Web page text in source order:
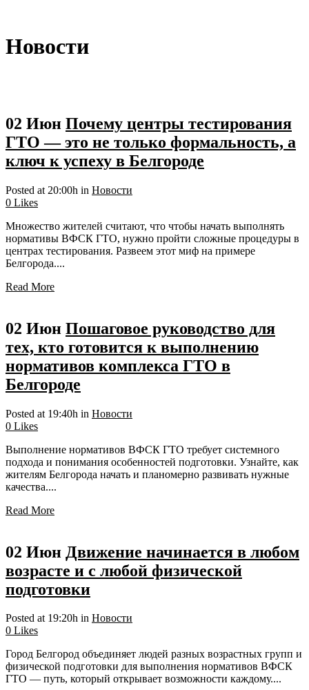
Новости
02 Июн Почему центры тестирования
ГТО — это не только формальность, а
ключ к успеху в Белгороде
Posted at 20:00h in Новости
0 Likes
Множество жителей считают, что чтобы начать выполнять
нормативы ВФСК ГТО, нужно пройти сложные процедуры в
центрах тестирования. Развеем этот миф на примере
Белгорода....
Read More
02 Июн Пошаговое руководство для
тех, кто готовится к выполнению
нормативов комплекса ГТО в
Белгороде
Posted at 19:40h in Новости
0 Likes
Выполнение нормативов ВФСК ГТО требует системного
подхода и понимания особенностей подготовки. Узнайте, как
жителям Белгорода начать и планомерно развивать нужные
качества....
Read More
02 Июн Движение начинается в любом
возрасте и с любой физической
подготовки
Posted at 19:20h in Новости
0 Likes
Город Белгород объединяет людей разных возрастных групп и
физической подготовки для выполнения нормативов ВФСК
ГТО — путь, который открывает возможности каждому....